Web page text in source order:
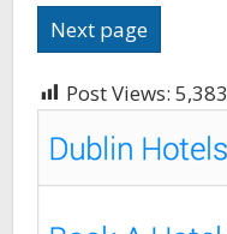
Next page
Post Views: 5,383